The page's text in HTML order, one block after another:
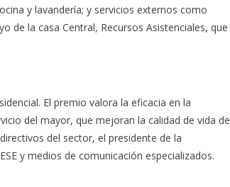
y lavandería; y servicios externos como
de la casa Central, Recursos Asistenciales, que
El premio valora la eficacia en la
del mayor, que mejoran la calidad de vida de
del sector, el presidente de la
y medios de comunicación especializados.